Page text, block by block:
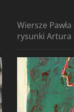
Wiersze
rysunki Artura